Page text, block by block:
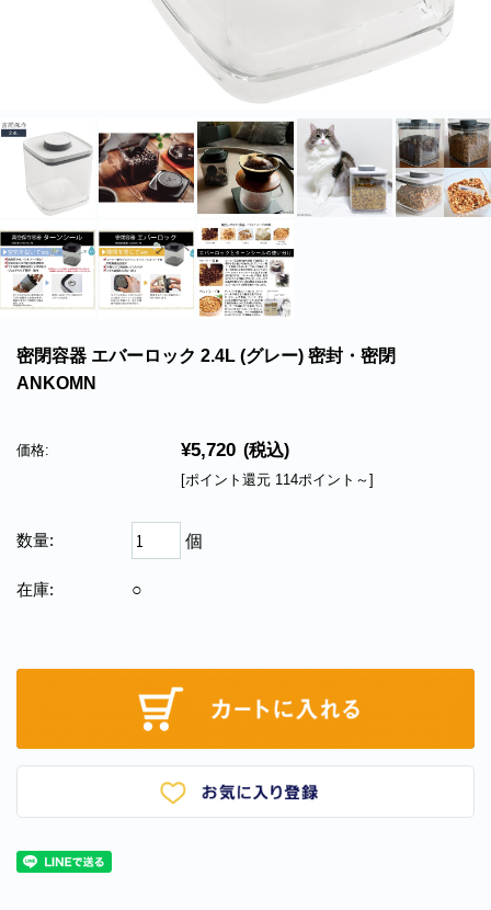
密閉容器 エバーロック 2.4L (グレー) 密封・密閉
ANKOMN
価格: ¥5,720 (税込)
[ポイント還元 114ポイント～]
数量: 個
在庫: ○